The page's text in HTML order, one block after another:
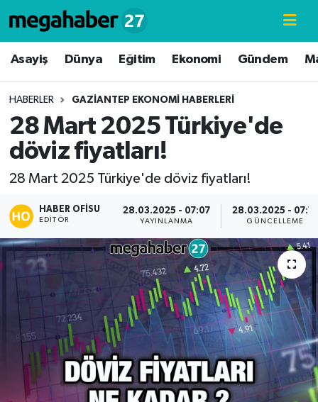
Asayiş Dünya Eğitim Ekonomi Gündem
HABERLER GAZIANTEP EKONOMI HABERLERI
28 Mart 2025 Türkiye'de
döviz fiyatları!
28 Mart 2025 Türkiye'de döviz fiyatları!
HABER OFISU
EDITÖR
28.03.2025 - 07:07
YAYINLANMA
28.03.2025 - 07:13
GÜNCELLEME
Hava Durumu
Süper Lig Puan Durumu ve Fikstür
Tüm Manşetler